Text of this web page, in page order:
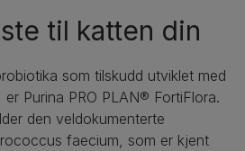
til katten din
som tilskudd utviklet med
Purina PRO PLAN® FortiFlora.
den veldokumenterte
faecium, som er kjent